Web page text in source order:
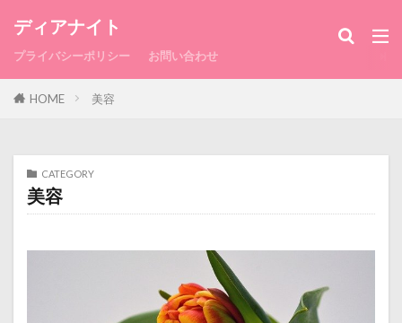
ディアナイト
プライバシーポリシー お問い合わせ
HOME 美容
CATEGORY
美容